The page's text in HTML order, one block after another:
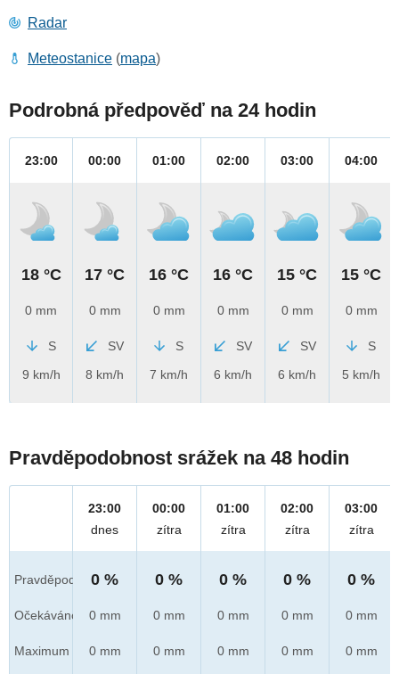
Radar
Meteostanice (mapa)
Podrobná předpověď na 24 hodin
23:00
18 °C
0 mm
S
9 km/h
00:00
17 °C
0 mm
SV
8 km/h
01:00
16 °C
0 mm
S
7 km/h
02:00
16 °C
0 mm
SV
6 km/h
03:00
15 °C
0 mm
SV
6 km/h
04:00
15 °C
0 mm
S
5 km/h
Pravděpodobnost srážek na 48 hodin
Pravděpod.
Očekáváno
Maximum
23:00
dnes
0 %
0 mm
0 mm
00:00
zítra
0 %
0 mm
0 mm
01:00
zítra
0 %
0 mm
0 mm
02:00
zítra
0 %
0 mm
0 mm
03:00
zítra
0 %
0 mm
0 mm